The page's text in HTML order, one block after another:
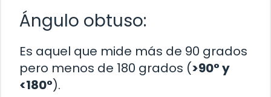
Ángulo obtuso:
Es aquel que mide más de 90 grados
pero menos de 180 grados (>90° y
<180°).